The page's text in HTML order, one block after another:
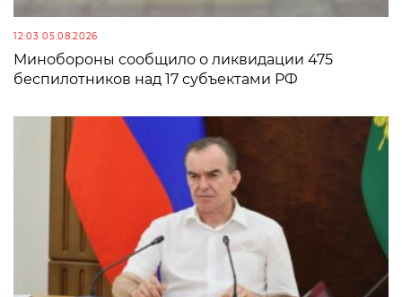
12:03 05.08.2026
Минобороны сообщило о ликвидации 475
беспилотников над 17 субъектами РФ